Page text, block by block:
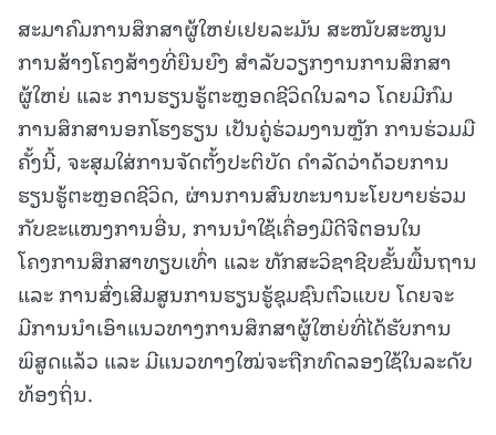
ສະມາຄົມການສຶກສາຜູ້ໃຫຍ່ເຢຍລະມັນ ສະໜັບສະໜູນ
ການສ້າງໂຄງສ້າງທີ່ຍືນຍົງ ສຳລັບວຽກງານການສຶກສາ
ຜູ້ໃຫຍ່ ແລະ ການຮຽນຮູ້ຕະຫຼອດຊີວິດໃນລາວ ໂດຍມີກົມ
ການສຶກສານອກໂຮງຮຽນ ເປັນຄູ່ຮ່ວມງານຫຼັກ ການຮ່ວມມື
ຄັ້ງນີ້, ຈະສຸມໃສ່ການຈັດຕັ້ງປະຕິບັດ ດຳລັດວ່າດ້ວຍການ
ຮຽນຮູ້ຕະຫຼອດຊີວິດ, ຜ່ານການສົນທະນານະໂຍບາຍຮ່ວມ
ກັບຂະແໜງການອື່ນ, ການນຳໃຊ້ເຄື່ອງມືດີຈີຕອນໃນ
ໂຄງການສຶກສາທຽບເທົ່າ ແລະ ທັກສະວິຊາຊີບຂັ້ນພື້ນຖານ
ແລະ ການສົ່ງເສີມສູນການຮຽນຮູ້ຊຸມຊົນຕົວແບບ ໂດຍຈະ
ມີການນຳເອົາແນວທາງການສຶກສາຜູ້ໃຫຍ່ທີ່ໄດ້ຮັບການ
ພິສູດແລ້ວ ແລະ ມີແນວທາງໃໝ່ຈະຖືກທົດລອງໃຊ້ໃນລະດັບ
ທ້ອງຖິ່ນ.